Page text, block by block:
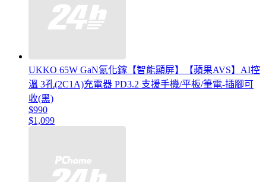
UKKO 65W GaN氮化鎵【智能顯屏】【蘋果AVS】AI控
溫 3孔(2C1A)充電器 PD3.2 支援手機/平板/筆電-插腳可
收(黑)
$990
$1,099